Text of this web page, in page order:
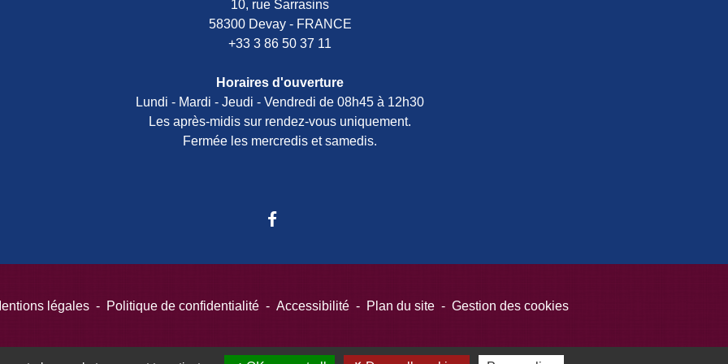
10, rue Sarrasins
58300 Devay - FRANCE
+33 3 86 50 37 11
Horaires d'ouverture
Lundi - Mardi - Jeudi - Vendredi de 08h45 à 12h30
Les après-midis sur rendez-vous uniquement.
Fermée les mercredis et samedis.
légales - Politique de confidentialité - Accessibilité - Plan du site - Gestion des cookies